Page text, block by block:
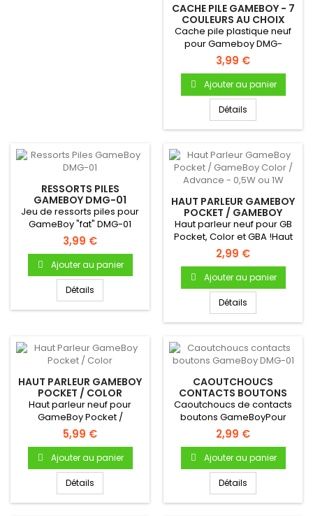
CACHE PILE GAMEBOY - 7
COULEURS AU CHOIX
Cache pile plastique neuf
pour Gameboy DMG-
01Cache pile en plastique
Pour...
3,99 €
Ajouter au panier
Détails
RESSORTS PILES
GAMEBOY DMG-01
Jeu de ressorts piles pour
GameBoy "fat" DMG-01
3,99 €
Ajouter au panier
Détails
HAUT PARLEUR GAMEBOY
POCKET / GAMEBOY
COLOR / ADVANCE -
0,5W OU 1W
Haut parleur neuf pour GB
Pocket, Color et GBA !Haut
parleur (enceinte)...
2,99 €
Ajouter au panier
Détails
HAUT PARLEUR GAMEBOY
POCKET / COLOR
Haut parleur neuf pour
GameBoy Pocket /
ColorHaut parleur
(enceinte)...
5,99 €
Ajouter au panier
Détails
CAOUTCHOUCS
CONTACTS BOUTONS
GAMEBOY DMG-01
Caoutchoucs de contacts
boutons GameBoyPour
Gameboy "FAT" DMG-01
Bouton A...
2,99 €
Ajouter au panier
Détails